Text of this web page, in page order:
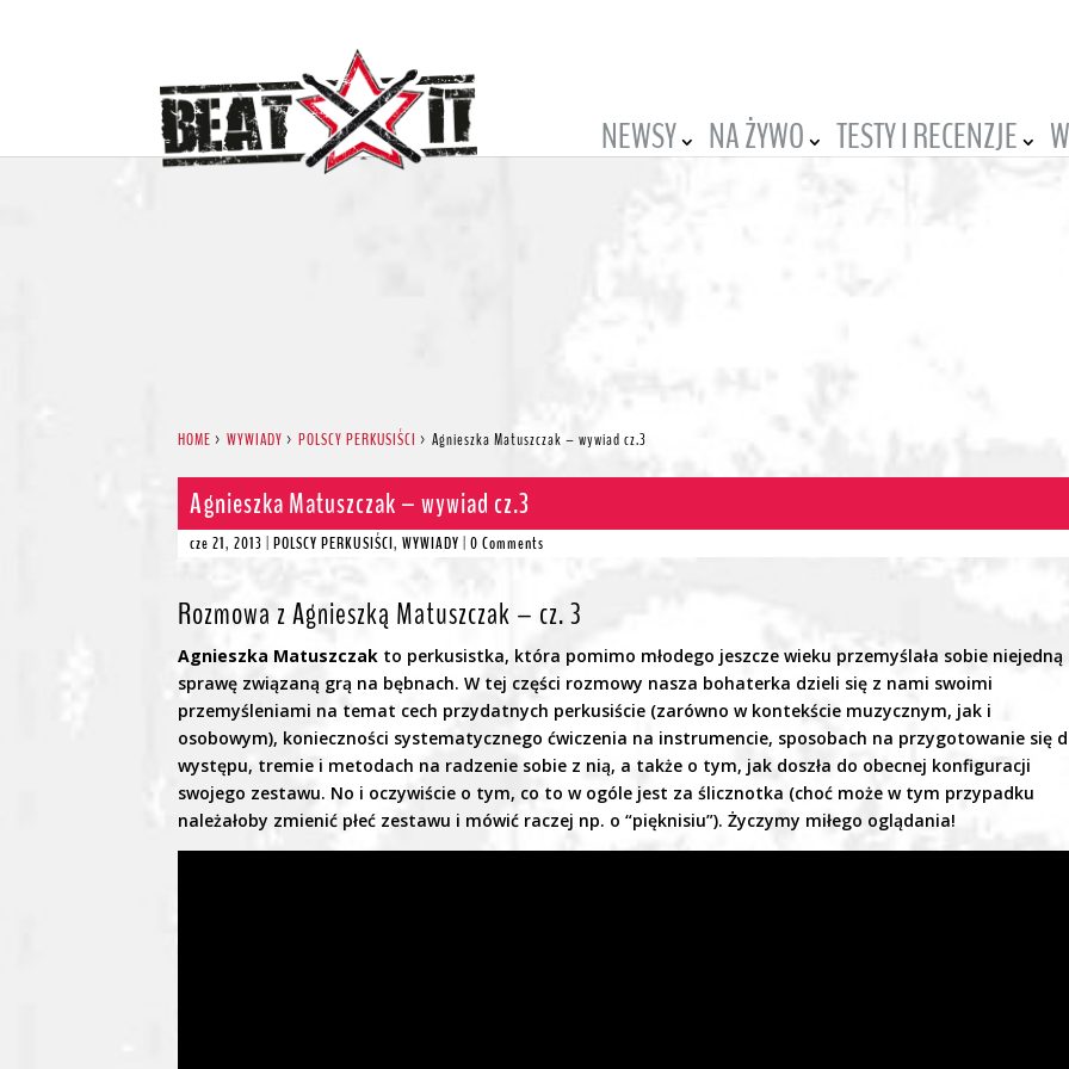
NEWSY NA ŻYWO TESTY I RECENZJE
HOME >WYWIADY >POLSCY PERKUSIŚCI >Agnieszka Matuszczak – wywiad cz.3
Agnieszka Matuszczak – wywiad cz.3
cze 21, 2013 |POLSCY PERKUSIŚCI,WYWIADY |0 Comments
Rozmowa z Agnieszką Matuszczak – cz. 3
Agnieszka Matuszczak to perkusistka, która pomimo młodego jeszcze wieku przemyślała sobie niejedną
sprawę związaną grą na bębnach. W tej części rozmowy nasza bohaterka dzieli się z nami swoimi
przemyśleniami na temat cech przydatnych perkusiście (zarówno w kontekście muzycznym, jak i
osobowym), konieczności systematycznego ćwiczenia na instrumencie, sposobach na przygotowanie się
występu, tremie i metodach na radzenie sobie z nią, a także o tym, jak doszła do obecnej konfiguracji
swojego zestawu. No i oczywiście o tym, co to w ogóle jest za ślicznotka (choć może w tym przypadku
należałoby zmienić płeć zestawu i mówić raczej np. o “pięknisiu”). Życzymy miłego oglądania!